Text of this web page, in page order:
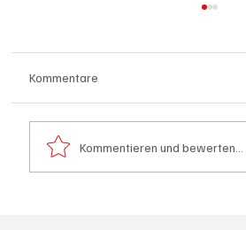
Schulanfang: Achtung Kinder
Kommentare
Kommentieren und bewerten...